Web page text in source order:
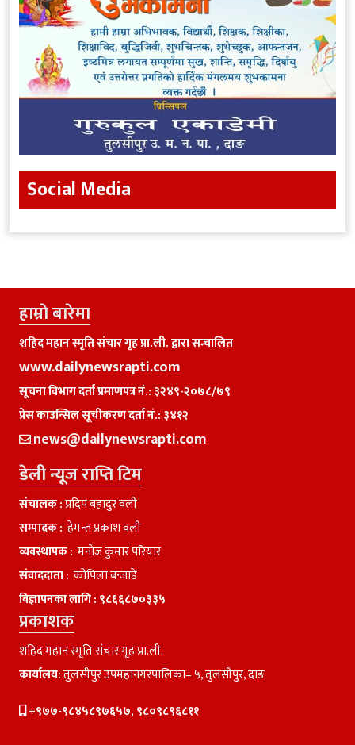
Social Media
हाम्राे बारेमा
शहिद महान स्मृति संचार गृह प्रा.ली. द्वारा सन्चालित
www.dailynewsrapti.com
सूचना विभाग दर्ता प्रमाणपत्र नं.: ३२४९-२०७८/७९
प्रेस काउन्सिल सूचीकरण दर्ता नं.: ३४१२
news@dailynewsrapti.com
डेली न्यूज राप्ति टिम
संचालक :प्रदिप बहादुर वली
सम्पादक : हेमन्त प्रकाश वली
व्यवस्थापक : मनाेज कुमार परियार
संवाददाता : काेपिला बन्जाडे
विज्ञापनका लागि : ९८६६८७०३३५
प्रकाशक
शहिद महान स्मृति संचार गृह प्रा.ली.
कार्यालय:तुलसीपुर उपमहानगरपालिका– ५, तुलसीपुर, दाङ
+९७७-९८४५८९७६५७, ९८०९८९६८११